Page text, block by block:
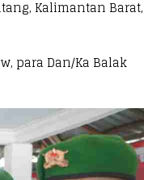
Kalimantan Barat,
para Dan/Ka Balak